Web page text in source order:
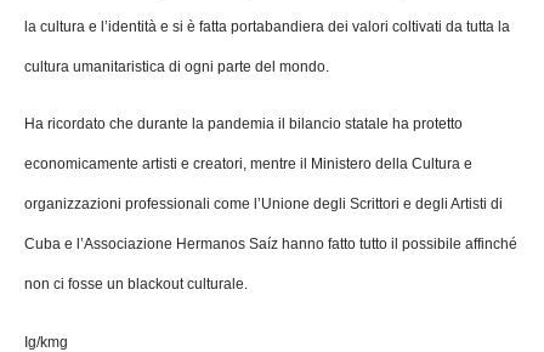
la cultura e l’identità e si è fatta portabandiera dei valori coltivati da tutta la
cultura umanitaristica di ogni parte del mondo.
Ha ricordato che durante la pandemia il bilancio statale ha protetto
economicamente artisti e creatori, mentre il Ministero della Cultura e
organizzazioni professionali come l’Unione degli Scrittori e degli Artisti di
Cuba e l’Associazione Hermanos Saíz hanno fatto tutto il possibile affinché
non ci fosse un blackout culturale.
Ig/kmg